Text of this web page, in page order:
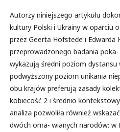
Autorzy niniejszego artykułu
kultury Polski i Ukrainy w oparciu
przez Geerta Hofstede i Edwarda
przeprowadzonego badania
wykazują średni poziom dystansu
podwyższony poziom unikania
obu krajów preferują zasady
kobiecość 2 i średnio
analiza pozwoliła również
dwóch oma- wianych narodów: w